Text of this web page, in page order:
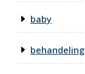
baby
behandeling